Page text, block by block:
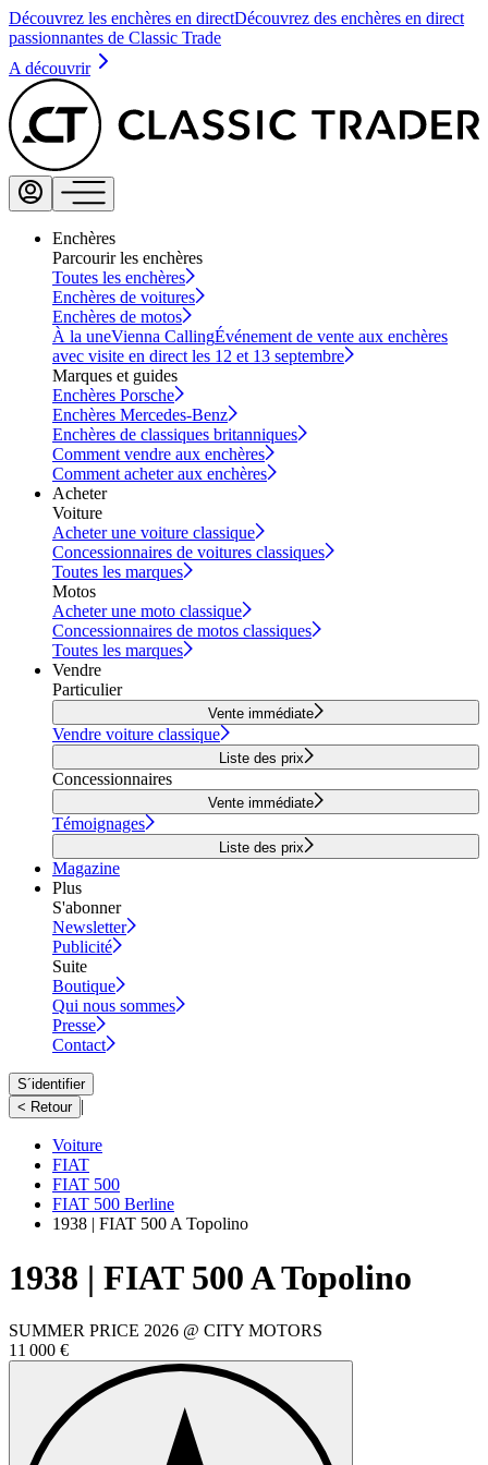
Découvrez les enchères en directDécouvrez des enchères en direct
passionnantes de Classic Trade
A découvrir
Enchères
Parcourir les enchères
Toutes les enchères
Enchères de voitures
Enchères de motos
À la uneVienna CallingÉvénement de vente aux enchères
avec visite en direct les 12 et 13 septembre
Marques et guides
Enchères Porsche
Enchères Mercedes-Benz
Enchères de classiques britanniques
Comment vendre aux enchères
Comment acheter aux enchères
Acheter
Voiture
Acheter une voiture classique
Concessionnaires de voitures classiques
Toutes les marques
Motos
Acheter une moto classique
Concessionnaires de motos classiques
Toutes les marques
Vendre
Particulier
Vente immédiate
Vendre voiture classique
Liste des prix
Concessionnaires
Vente immédiate
Témoignages
Liste des prix
Magazine
Plus
S'abonner
Newsletter
Publicité
Suite
Boutique
Qui nous sommes
Presse
Contact
S´identifier
< Retour |
Voiture
FIAT
FIAT 500
FIAT 500 Berline
1938 | FIAT 500 A Topolino
1938 | FIAT 500 A Topolino
SUMMER PRICE 2026 @ CITY MOTORS
11 000 €